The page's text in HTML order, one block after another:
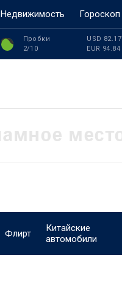
Недвижимость Гороскоп
Пробки
2/10
USD 82.17
EUR 94.84
Флирт
Китайские
автомобили